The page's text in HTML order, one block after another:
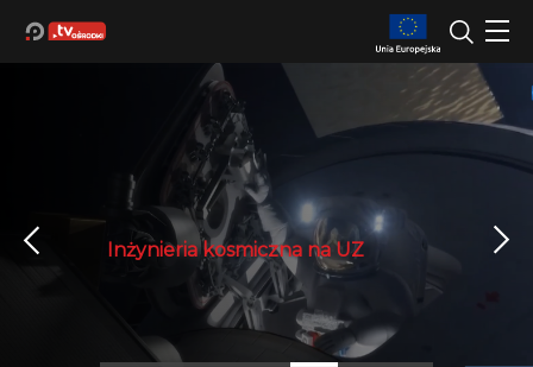
Inżynieria kosmiczna na UZ
Noc Biologów 2014 US
Obserwatorium ZUT